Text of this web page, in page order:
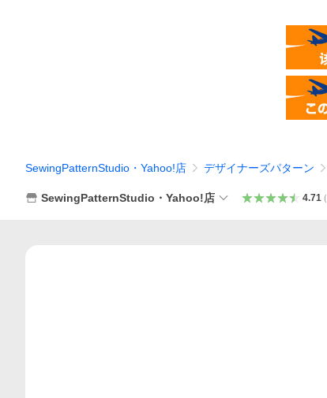
SewingPatternStudio・Yahoo!店 デザイナーズパターン
SewingPatternStudio・Yahoo!店 4.71（